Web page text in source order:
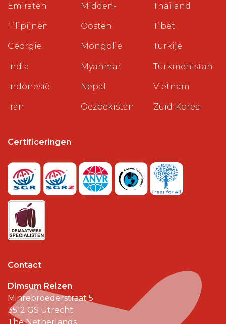
Emiraten
Filipijnen
Georgië
India
Indonesië
Iran
Midden-
Oosten
Mongolië
Myanmar
Nepal
Oezbekistan
Thailand
Tibet
Turkije
Turkmenistan
Vietnam
Zuid-Korea
Certificeringen
Contact
Dimsum Reizen
Minrebroederstraat 5
3512 GS Utrecht